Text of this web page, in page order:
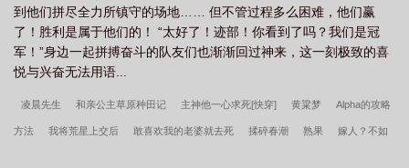
到他们拼尽全力所镇守的场地…… 但不管过程多么困难，他们赢
了！胜利是属于他们的！ “太好了！迹部！你看到了吗？我们是冠
军！”身边一起拼搏奋斗的队友们也渐渐回过神来，这一刻极致的喜
悦与兴奋无法用语...
凌晨先生 和亲公主草原种田记 主神他一心求死[快穿] 黄粱梦 Alpha的攻略
方法 我将荒星上交后 敢喜欢我的老婆就去死 揉碎春潮 熟果 嫁人？不如